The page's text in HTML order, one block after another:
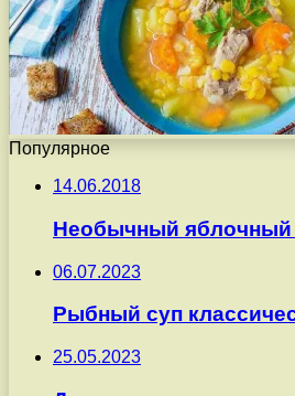
Популярное
14.06.2018
Необычный яблочный
06.07.2023
Рыбный суп
25.05.2023